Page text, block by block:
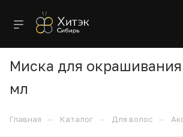
Миска для
мл
Главная — Каталог — Для волос —